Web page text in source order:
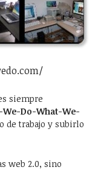
siempre
We-Do-What-We-
de trabajo y subirlo
web 2.0, sino